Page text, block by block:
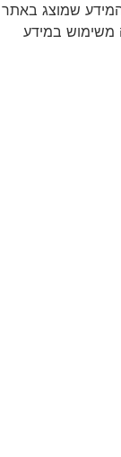
שמוצג באתר
משימוש במידע